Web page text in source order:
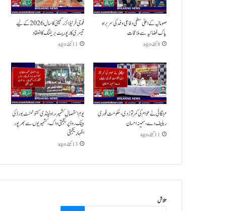
صومالیہ کے اعلیٰ سطحی دفاعی وفد کی سربراہ
پاک فضائیہ سے ملاقات
8 گھنٹے ago
فوجی فرٹیلائزر کمپنی کا سال 2026 کے لیے
تیسری کارپوریٹ بریفنگ کا انعقاد
11 گھنٹے ago
مہنگائی نے عوام کی کمر توڑ دی،حکومت فوری
ریلیف دے،سمینہ احسان
11 گھنٹے ago
یومِ استحصالِ کشمیر،راولپنڈی کنٹونمنٹ بورڈ کی
بینک روڈ پر یکجہتی واک،کشمیریوں سے بھرپور
اظہارِ یکجہتی
13 گھنٹے ago
تلاش